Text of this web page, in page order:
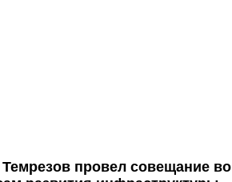
провел совещание во